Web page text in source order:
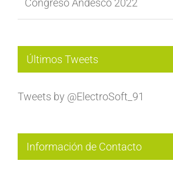
Congreso Andesco 2022
Últimos Tweets
Tweets by @ElectroSoft_91
Información de Contacto